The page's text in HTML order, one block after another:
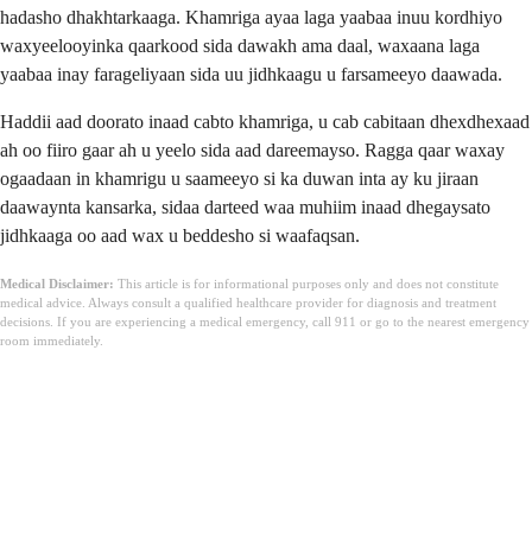
hadasho dhakhtarkaaga. Khamriga ayaa laga yaabaa inuu kordhiyo
waxyeelooyinka qaarkood sida dawakh ama daal, waxaana laga
yaabaa inay farageliyaan sida uu jidhkaagu u farsameeyo daawada.
Haddii aad doorato inaad cabto khamriga, u cab cabitaan dhexdhexaad
ah oo fiiro gaar ah u yeelo sida aad dareemayso. Ragga qaar waxay
ogaadaan in khamrigu u saameeyo si ka duwan inta ay ku jiraan
daawaynta kansarka, sidaa darteed waa muhiim inaad dhegaysato
jidhkaaga oo aad wax u beddesho si waafaqsan.
Medical Disclaimer: This article is for informational purposes only and does not constitute
medical advice. Always consult a qualified healthcare provider for diagnosis and treatment
decisions. If you are experiencing a medical emergency, call 911 or go to the nearest emergency
room immediately.